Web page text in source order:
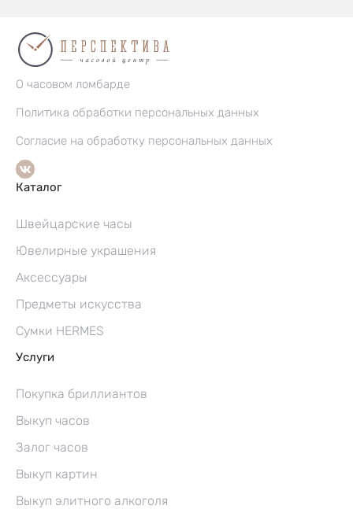
О часовом ломбарде
Политика обработки персональных данных
Согласие на обработку персональных данных
Каталог
Швейцарские часы
Ювелирные украшения
Аксессуары
Предметы искусства
Сумки HERMES
Услуги
Покупка бриллиантов
Выкуп часов
Залог часов
Выкуп картин
Выкуп элитного алкоголя